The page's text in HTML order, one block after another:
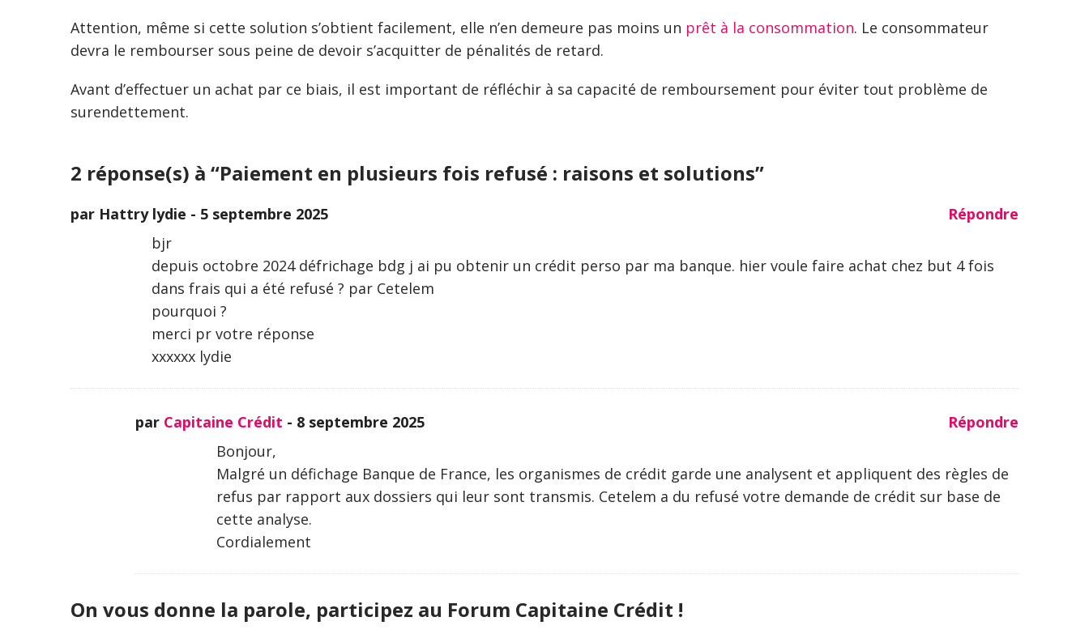
Attention, même si cette solution s’obtient facilement, elle n’en demeure pas moins un prêt à la consommation. Le consommateur
devra le rembourser sous peine de devoir s’acquitter de pénalités de retard.
Avant d’effectuer un achat par ce biais, il est important de réfléchir à sa capacité de remboursement pour éviter tout problème de
surendettement.
2 réponse(s) à “Paiement en plusieurs fois refusé : raisons et solutions”
par Hattry lydie - 5 septembre 2025
Répondre
bjr
depuis octobre 2024 défrichage bdg j ai pu obtenir un crédit perso par ma banque. hier voule faire achat chez but 4 fois
dans frais qui a été refusé ? par Cetelem
pourquoi ?
merci pr votre réponse
xxxxxx lydie
par Capitaine Crédit - 8 septembre 2025
Répondre
Bonjour,
Malgré un défichage Banque de France, les organismes de crédit garde une analysent et appliquent des règles de
refus par rapport aux dossiers qui leur sont transmis. Cetelem a du refusé votre demande de crédit sur base de
cette analyse.
Cordialement
On vous donne la parole, participez au Forum Capitaine Crédit !